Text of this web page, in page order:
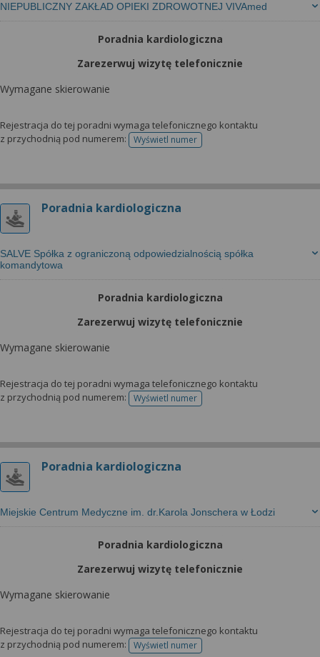
NIEPUBLICZNY ZAKŁAD OPIEKI ZDROWOTNEJ VIVAmed
Poradnia kardiologiczna
Zarezerwuj wizytę telefonicznie
Wymagane skierowanie
Rejestracja do tej poradni wymaga telefonicznego kontaktu
z przychodnią pod numerem:
Wyświetl numertelefonu do rejestracji
Poradnia kardiologiczna
SALVE Spółka z ograniczoną odpowiedzialnością spółka
komandytowa
Poradnia kardiologiczna
Zarezerwuj wizytę telefonicznie
Wymagane skierowanie
Rejestracja do tej poradni wymaga telefonicznego kontaktu
z przychodnią pod numerem:
Wyświetl numertelefonu do rejestracji
Poradnia kardiologiczna
Miejskie Centrum Medyczne im. dr.Karola Jonschera w Łodzi
Poradnia kardiologiczna
Zarezerwuj wizytę telefonicznie
Wymagane skierowanie
Rejestracja do tej poradni wymaga telefonicznego kontaktu
z przychodnią pod numerem:
Wyświetl numertelefonu do rejestracji